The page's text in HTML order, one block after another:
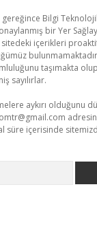
gereğince Bilgi
bir Yer
içerikleri
taşımakta
sayılırlar.
aykırı olduğunu
süre içerisinde